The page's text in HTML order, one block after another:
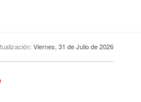
Viernes, 31 de Julio de 2026